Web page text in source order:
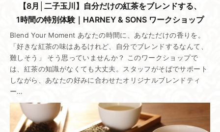
【8月│二子玉川】​自分だけの​紅茶を​ブレンドする、​
1時間の​特別体験｜HARNEY & SONS ワークショップ
Blend Your Moment あなたの時間に、あなただけの香りを。
「好きな紅茶の味はあるけれど、自分でブレンドするなんて、
難しそう」 そう思っていませんか？ このワークショップで
は、紅茶の知識がなくても大丈夫。スタッフがそばでサポート
しながら、あなたの好みに合わせたオリジナルブレンドティ
ー…